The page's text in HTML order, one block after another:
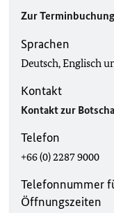
Zur Terminbuchung
Sprachen
Deutsch, Englisch
Kontakt
Kontakt zur
Telefon
+66 (0) 2287 9000
Telefonnummer
Öffnungszeiten